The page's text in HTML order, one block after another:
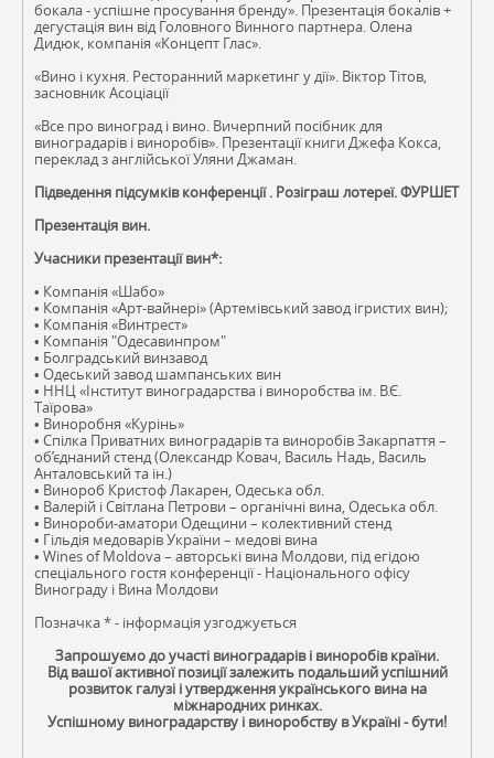
бокала - успішне просування бренду». Презентація бокалів +
дегустація вин від Головного Винного партнера. Олена
Дидюк, компанія «Концепт Глас».
«Вино і кухня. Ресторанний маркетинг у дії». Віктор Тітов,
засновник Асоціації
«Все про виноград і вино. Вичерпний посібник для
виноградарів і виноробів». Презентації книги Джефа Кокса,
переклад з англійської Уляни Джаман.
Підведення підсумків конференції . Розіграш лотереї. ФУРШЕТ
Презентація вин.
Учасники презентації вин*:
• Компанія «Шабо»
• Компанія «Арт-вайнері» (Артемівський завод ігристих вин);
• Компанія «Винтрест»
• Компанія "Одесавинпром"
• Болградський винзавод
• Одеський завод шампанських вин
• ННЦ «Інститут виноградарства і виноробства ім. В.Є.
Таїрова»
• Виноробня «Курінь»
• Спілка Приватних виноградарів та виноробів Закарпаття –
об’єднаний стенд (Олександр Ковач, Василь Надь, Василь
Анталовський та ін.)
• Винороб Кристоф Лакарен, Одеська обл.
• Валерій і Світлана Петрови – органічні вина, Одеська обл.
• Винороби-аматори Одещини – колективний стенд
• Гільдія медоварів України – медові вина
• Wines of Moldova – авторські вина Молдови, під егідою
спеціального гостя конференції - Національного офісу
Винограду і Вина Молдови
Позначка * - інформація узгоджується
Запрошуємо до участі виноградарів і виноробів країни.
Від вашої активної позиції залежить подальший успішний
розвиток галузі і утвердження українського вина на
міжнародних ринках.
Успішному виноградарству і виноробству в Україні - бути!